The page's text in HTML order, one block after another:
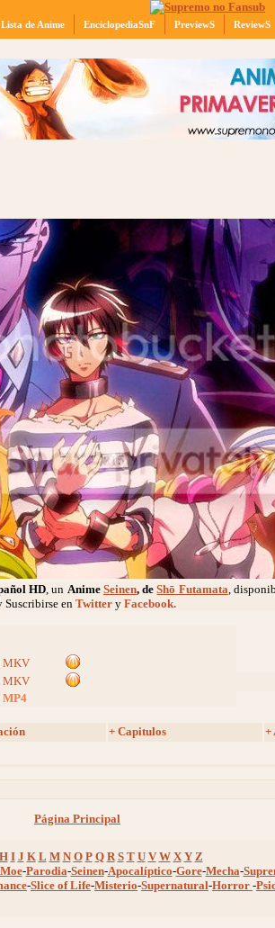
Lista de Anime EnciclopediaSnF PreviewS ReviewS
HD, un Anime Seinen, deShō Futamata ,
Suscribirse en Twitter y Facebook.
MKV
MKV
MP4
+ Capitulos +
Página Principal
H I J K L M N O P Q R S T U V W X Y Z
Moe-Parodia-Seinen-Apocalíptico-Gore-Mecha-
-Slice of Life-Misterio-Supernatural-Horror -